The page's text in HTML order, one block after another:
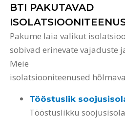
BTI PAKUTAVAD
Pakume laia valikut
sobivad erinevate vajaduste
Meie
isolatsiooniteenused
Tööstuslik
Tööstuslikku